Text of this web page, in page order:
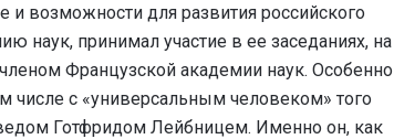
и возможности для развития российского
наук, принимал участие в ее заседаниях, на
Французской академии наук. Особенно
с «универсальным человеком» того
Готфридом Лейбницем. Именно он, как